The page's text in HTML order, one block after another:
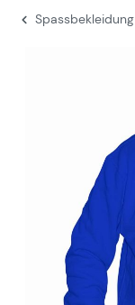
Spassbekleidung